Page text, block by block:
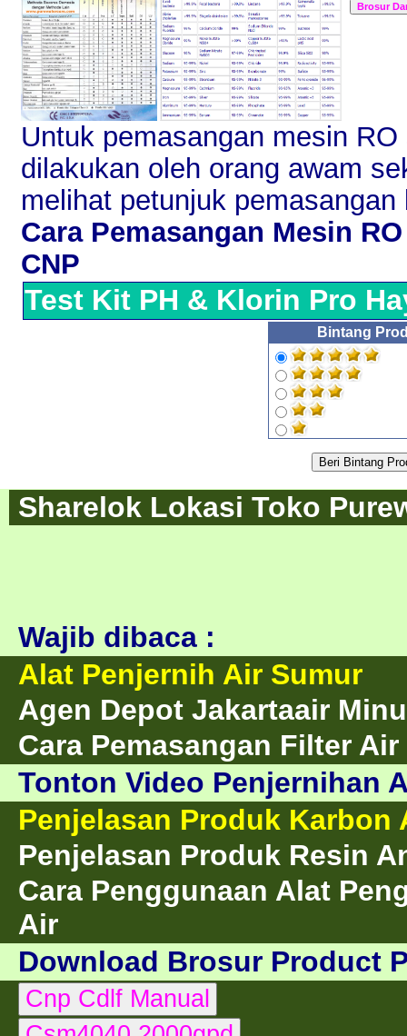
Untuk pemasangan mesin
dilakukan oleh orang awam
melihat petunjuk pemasangan
Cara Pemasangan Mesin
CNP
Test Kit PH & Klorin Pro
Bintang
Sharelok Lokasi Toko
Wajib dibaca :
Alat Penjernih Air Sumur
Agen Depot Jakartaair
Cara Pemasangan Filter
Tonton Video Penjernihan
Penjelasan Produk Karbon
Penjelasan Produk Resin
Cara Penggunaan Alat
Air
Download Brosur Product